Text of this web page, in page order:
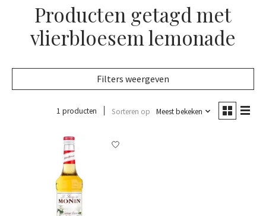
Producten getagd met
vlierbloesem lemonade
Filters weergeven
1 producten Sorteren op Meest bekeken